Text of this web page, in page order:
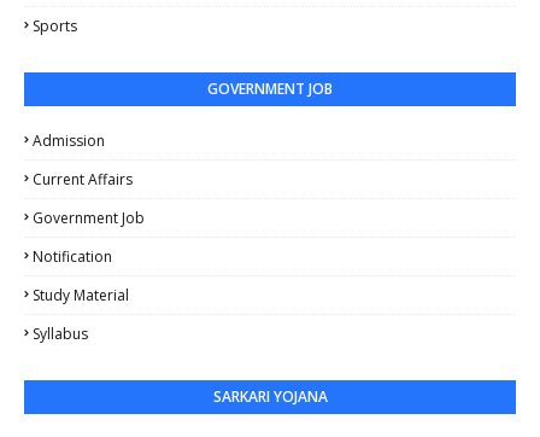
Sports
GOVERNMENT JOB
Admission
Current Affairs
Government Job
Notification
Study Material
Syllabus
SARKARI YOJANA